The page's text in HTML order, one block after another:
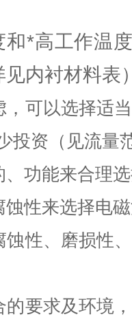
和*高工作温
内衬材料表
，可以选择适
投资（见流量
、功能来合理
蚀性来选择电
蚀性、磨损性
的要求及环境